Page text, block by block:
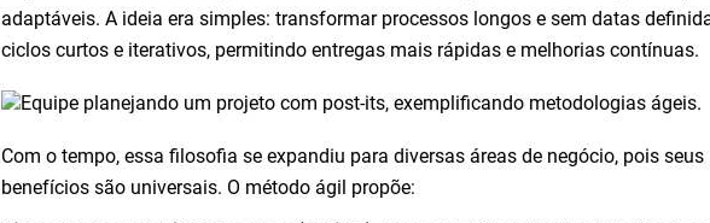
adaptáveis. A ideia era simples: transformar processos longos e sem datas
ciclos curtos e iterativos, permitindo entregas mais rápidas e melhorias contínuas.
Com o tempo, essa filosofia se expandiu para diversas áreas de negócio, pois seus
benefícios são universais. O método ágil propõe: